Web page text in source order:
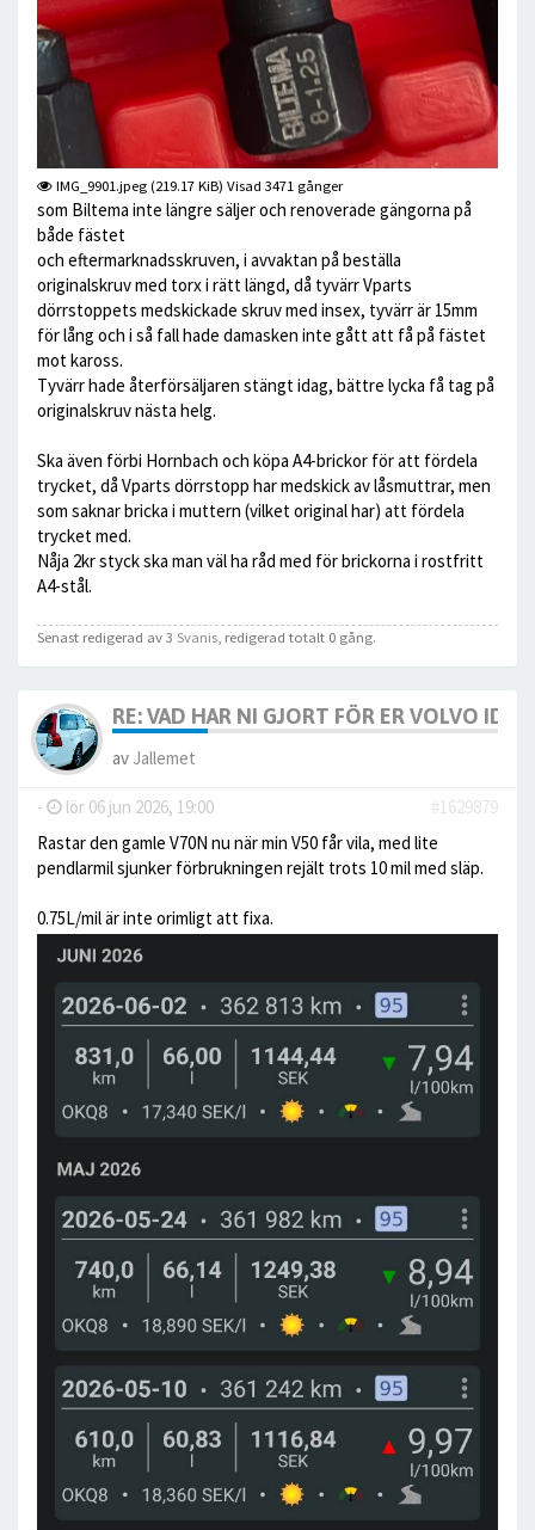
IMG_9901.jpeg (219.17 KiB) Visad 3471 gånger
som Biltema inte längre säljer och renoverade gängorna på
både fästet
och eftermarknadsskruven, i avvaktan på beställa
originalskruv med torx i rätt längd, då tyvärr Vparts
dörrstoppets medskickade skruv med insex, tyvärr är 15mm
för lång och i så fall hade damasken inte gått att få på fästet
mot kaross.
Tyvärr hade återförsäljaren stängt idag, bättre lycka få tag på
originalskruv nästa helg.
Ska även förbi Hornbach och köpa A4-brickor för att fördela
trycket, då Vparts dörrstopp har medskick av låsmuttrar, men
som saknar bricka i muttern (vilket original har) att fördela
trycket med.
Nåja 2kr styck ska man väl ha råd med för brickorna i rostfritt
A4-stål.
Senast redigerad av 3 Svanis, redigerad totalt 0 gång.
RE: VAD HAR NI GJORT FÖR ER VOLVO
av Jallemet
- lör 06 jun 2026, 19:00
#1629879
Rastar den gamle V70N nu när min V50 får vila, med lite
pendlarmil sjunker förbrukningen rejält trots 10 mil med släp.
0.75L/mil är inte orimligt att fixa.